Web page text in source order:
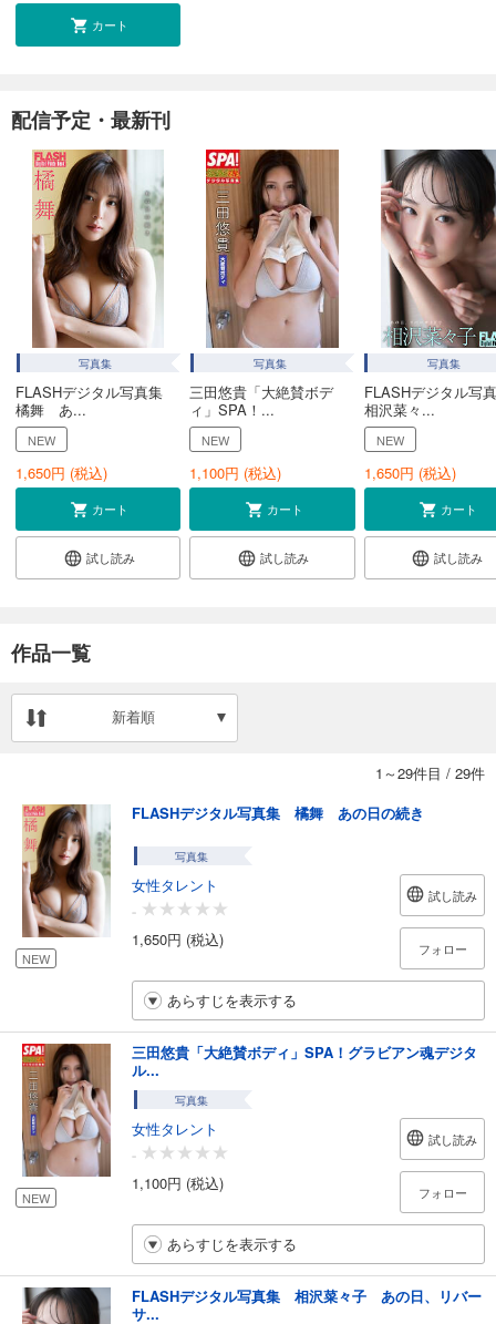
カート
配信予定・最新刊
写真集
FLASHデジタル写真集
橘舞 あ...
NEW
1,650円 (税込)
カート
試し読み
写真集
三田悠貴「大絶賛ボデ
ィ」SPA！...
NEW
1,100円 (税込)
カート
試し読み
写真集
FLASHデジタル
相沢菜々...
NEW
1,650円 (税込)
カート
試し読み
作品一覧
新着順
1～29件目 / 29件
NEW
FLASHデジタル写真集 橘舞 あの日の続き
写真集
女性タレント
-
1,650円 (税込)
試し読み
フォロー
あらすじを表示する
NEW
三田悠貴「大絶賛ボディ」SPA！グラビアン魂デジタ
ル...
写真集
女性タレント
-
1,100円 (税込)
試し読み
フォロー
あらすじを表示する
FLASHデジタル写真集 相沢菜々子 あの日、リバー
サ...